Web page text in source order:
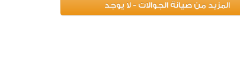
المزيد من صيانة الجوالات - لا يوجد